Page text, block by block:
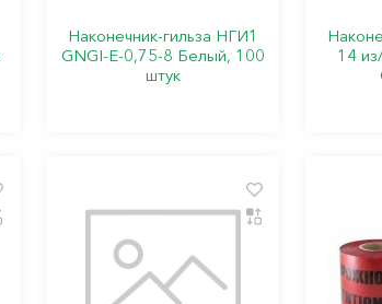
Наконечник-гильза НГИ1
GNGI-E-0,75-8 Белый, 100
штук
14